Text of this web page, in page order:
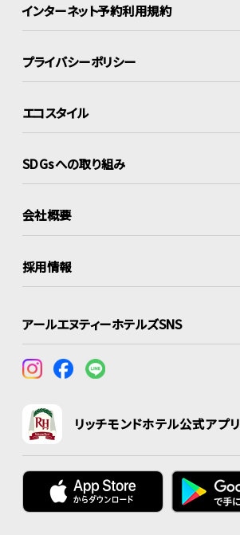
インターネット予約利用規約
プライバシーポリシー
エコスタイル
SDGsへの取り組み
会社概要
採用情報
アールエヌティーホテルズSNS
リッチモンドホテル公式アプリ